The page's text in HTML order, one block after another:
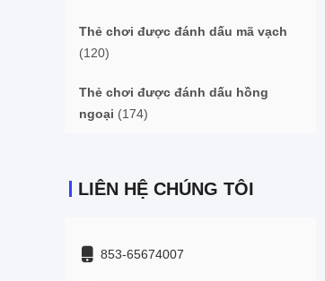
Thẻ chơi được đánh dấu mã vạch
(120)
Thẻ chơi được đánh dấu hồng
ngoại (174)
LIÊN HỆ CHÚNG TÔI
853-65674007